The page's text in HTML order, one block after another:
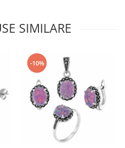
SIMILARE
-10%